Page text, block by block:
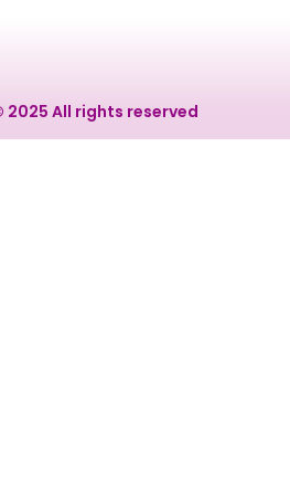
2025 All rights reserved